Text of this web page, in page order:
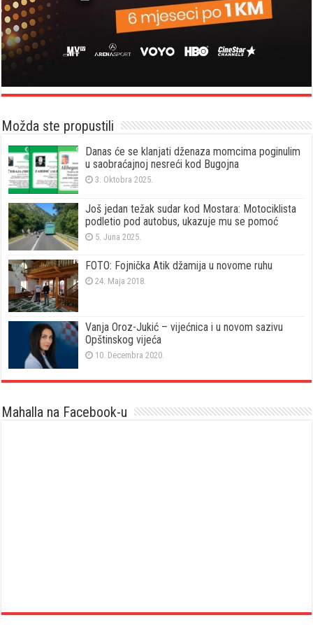
Možda ste propustili
Danas će se klanjati dženaza momcima poginulim
u saobraćajnoj nesreći kod Bugojna
3. Oktobra 2025.
Još jedan težak sudar kod Mostara: Motociklista
podletio pod autobus, ukazuje mu se pomoć
5. Juna 2025.
FOTO: Fojnička Atik džamija u novome ruhu
24. Maja 2018.
Vanja Oroz-Jukić – vijećnica i u novom sazivu
Opštinskog vijeća
10. Decembra 2020.
Mahalla na Facebook-u